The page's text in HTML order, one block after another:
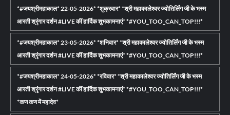
*#जयश्रीमहाकाल* 22-05-2026* *शुक्रवार* *श्री महाकालेश्वर ज्योतिर्लिंग जी के भस्म
आरती श्रृंगार दर्शन #LIVE कीं हार्दिक शुभकामनाएं* *#YOU_TOO_CAN_TOP!!!*
*#जयश्रीमहाकाल* 23-05-2026* *शनिवार* *श्री महाकालेश्वर ज्योतिर्लिंग जी के भस्म
आरती श्रृंगार दर्शन #LIVE कीं हार्दिक शुभकामनाएं* *#YOU_TOO_CAN_TOP!!!*
*#जयश्रीमहाकाल* 24-05-2026* *रविवार* *श्री महाकालेश्वर ज्योतिर्लिंग जी के भस्म
आरती श्रृंगार दर्शन #LIVE कीं हार्दिक शुभकामनाएं* *#YOU_TOO_CAN_TOP!!!*
*कण कण में महादेव*